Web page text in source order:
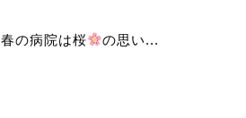
春の病院は桜 の思い...